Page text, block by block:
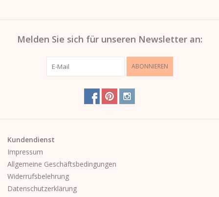
Melden Sie sich für unseren Newsletter an:
ABONNIEREN
Kundendienst
Impressum
Allgemeine Geschäftsbedingungen
Widerrufsbelehrung
Datenschutzerklärung